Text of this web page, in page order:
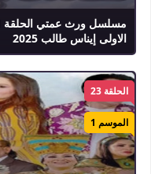
الاولى إيناس طالب 2025
الحلقة 23
الموسم 1